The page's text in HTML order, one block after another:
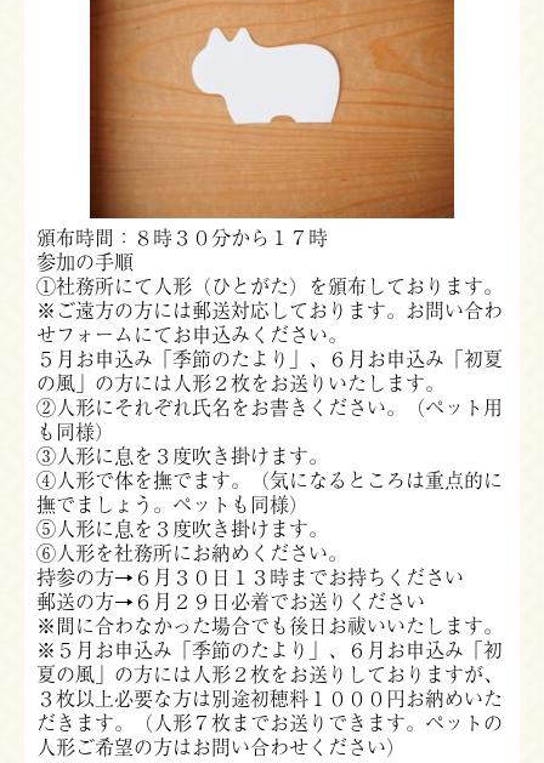
頒布時間：８時３０分から１７時
参加の手順
①社務所にて人形（ひとがた）を頒布しております。
※ご遠方の方には郵送対応しております。お問い合わ
せフォームにてお申込みください。
５月お申込み「季節のたより」、６月お申込み「初夏
の風」の方には人形２枚をお送りいたします。
②人形にそれぞれ氏名をお書きください。（ペット用
も同様）
③人形に息を３度吹き掛けます。
④人形で体を撫でます。（気になるところは重点的に
撫でましょう。ペットも同様）
⑤人形に息を３度吹き掛けます。
⑥人形を社務所にお納めください。
持参の方→６月３０日１３時までお持ちください
郵送の方→６月２９日必着でお送りください
※間に合わなかった場合でも後日お祓いいたします。
※５月お申込み「季節のたより」、６月お申込み「初
夏の風」の方には人形２枚をお送りしておりますが、
３枚以上必要な方は別途初穂料１０００円お納めいた
だきます。（人形７枚までお送りできます。ペットの
人形ご希望の方はお問い合わせください）